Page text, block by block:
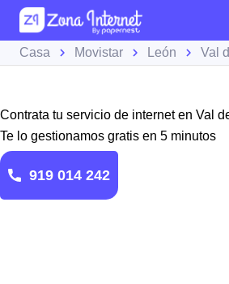
Casa Movistar León Val
Contrata tu servicio de internet en Val
Te lo gestionamos gratis en 5 minutos
919 014 242